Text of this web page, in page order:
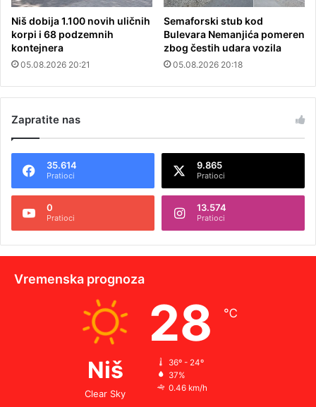
Niš dobija 1.100 novih uličnih
korpi i 68 podzemnih
kontejnera
05.08.2026 20:21
Semaforski stub kod
Bulevara Nemanjića pomeren
zbog čestih udara vozila
05.08.2026 20:18
Zapratite nas
35.614
Pratioci
9.865
Pratioci
0
Pratioci
13.574
Pratioci
Vremenska prognoza
Niš
Clear Sky
28 ℃
36º - 24º
37%
0.46 km/h